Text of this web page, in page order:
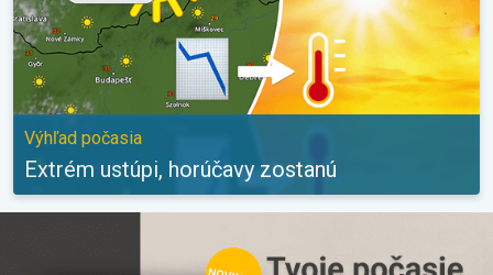
Výhľad počasia
Extrém ustúpi, horúčavy zostanú